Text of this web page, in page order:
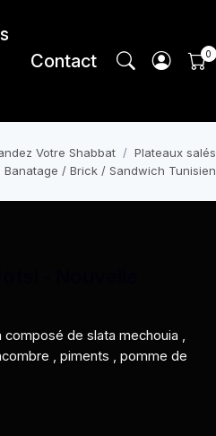
Contact
Votre Shabbat
Plateaux salés
Banatage / Brick / Sandwich Tunisien
de slata mechouia ,
, piments , pomme de